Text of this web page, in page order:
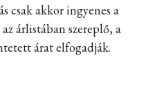
csak akkor ingyenes a
árlistában szereplő, a
árat elfogadják.